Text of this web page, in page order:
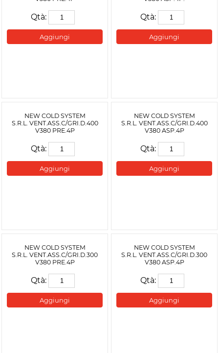
Qtà:
Aggiungi
Qtà:
Aggiungi
NEW COLD SYSTEM
S.R.L. VENT.ASS.C/GRI.D.400
V380 PRE.4P
Qtà:
Aggiungi
NEW COLD SYSTEM
S.R.L. VENT.ASS.C/GRI.D.400
V380 ASP.4P
Qtà:
Aggiungi
NEW COLD SYSTEM
S.R.L. VENT.ASS.C/GRI.D.300
V380 PRE.4P
Qtà:
Aggiungi
NEW COLD SYSTEM
S.R.L. VENT.ASS.C/GRI.D.300
V380 ASP.4P
Qtà:
Aggiungi